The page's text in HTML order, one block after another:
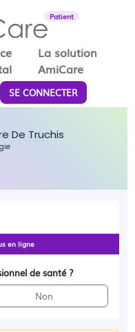
Patient
La solution
AmiCare
SE CONNECTER
De Truchis
en ligne
de santé ?
Non